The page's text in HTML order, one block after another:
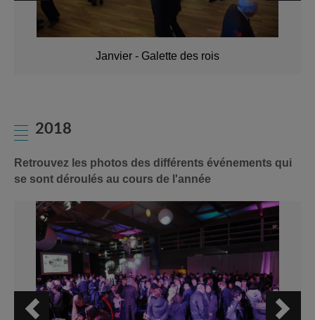
Janvier - Galette des rois
2018
Retrouvez les photos des différents événements qui
se sont déroulés au cours de l'année